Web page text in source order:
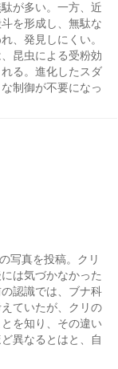
が多い。一方、近
を形成し、無駄な
、発見しにくい。
昆虫による受粉効
る。進化したスダ
制御が不要になっ
写真を投稿。クリ
は気づかなかった
認識では、ブナ科
ていたが、クリの
を知り、その違い
異なるとはと、自